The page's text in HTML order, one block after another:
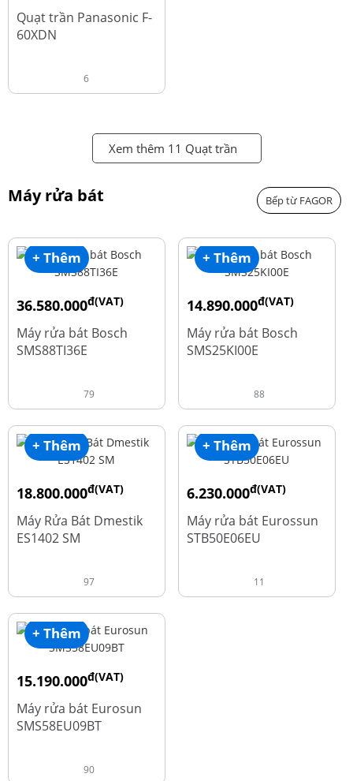
Quạt trần Panasonic F-
60XDN
6
Xem thêm 11 Quạt trần
Máy rửa bát Bếp từ FAGOR
+ Thêm
36.580.000đ(VAT)
50.740.000
Máy rửa bát Bosch
SMS88TI36E
79
+ Thêm
14.890.000đ(VAT)
24.270.000
Máy rửa bát Bosch
SMS25KI00E
88
+ Thêm
18.800.000đ(VAT)
23.500.000
Máy Rửa Bát Dmestik
ES1402 SM
97
+ Thêm
6.230.000đ(VAT)
7.790.000
Máy rửa bát Eurossun
STB50E06EU
11
+ Thêm
15.190.000đ(VAT)
18.990.000
Máy rửa bát Eurosun
SMS58EU09BT
90